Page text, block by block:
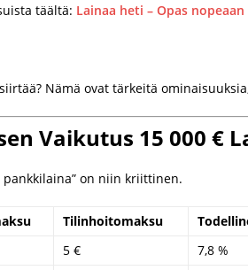
täältä: Lainaa heti – Opas
Nämä ovat tärkeitä
Vaikutus 15 000 €
on niin kriittinen.
Tilinhoitomaksu
5 € 7,8 %